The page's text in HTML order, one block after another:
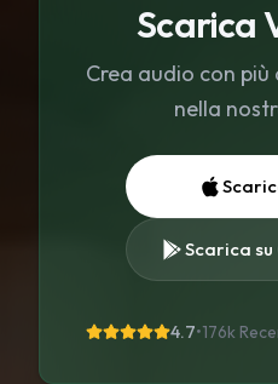
Scarica
Crea audio con
nella
Scarica
4.7•176k